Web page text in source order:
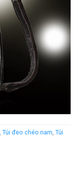
Túi đeo chéo nam Túi